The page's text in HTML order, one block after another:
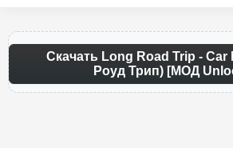
Скачать Long Road Trip - Car
Роуд Трип) [МОД